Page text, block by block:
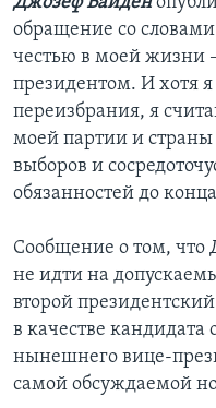
обращение со
честью в моей жизни
президентом. И хотя
переизбрания, я
моей партии и страны
выборов и
обязанностей до
Сообщение о том,
не идти на
второй
в качестве
нынешнего вице-
самой обсуждаемой